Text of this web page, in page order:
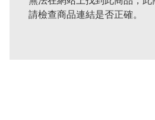
請檢查商品連結是否正確。